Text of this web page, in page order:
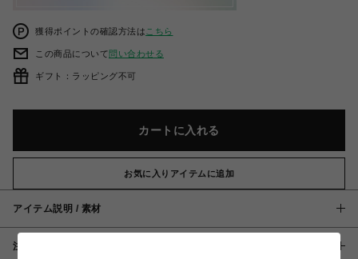
獲得ポイントの確認方法は こちら
この商品について問い合わせる
ギフト：ラッピング不可
カートに入れる
お気に入りアイテムに追加
アイテム説明 / 素材
注意事項